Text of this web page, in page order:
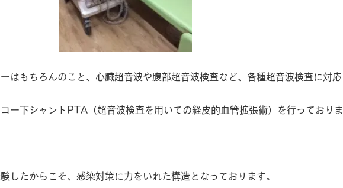
はもちろんのこと、心臓超音波や腹部超音波検査など、各種超音波検査に対応
ー下シャントPTA（超音波検査を用いての経皮的血管拡張術）を行っておりま
したからこそ、感染対策に力をいれた構造となっております。